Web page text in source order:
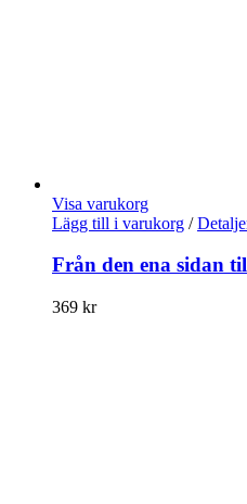
Visa varukorg
Lägg till i varukorg /
Från den ena sidan
369 kr